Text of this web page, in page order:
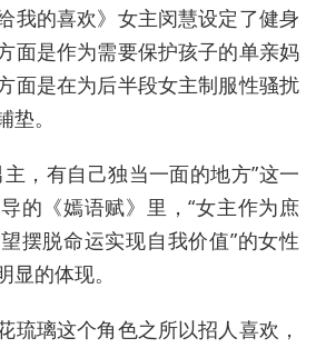
我的喜欢》女主闵慧设定了健身
面是作为需要保护孩子的单亲妈
面是在为后半段女主制服性骚扰
。
，有自己独当一面的地方”这一
的《嫣语赋》里，“女主作为庶
摆脱命运实现自我价值”的女性
的体现。
琉璃这个角色之所以招人喜欢，